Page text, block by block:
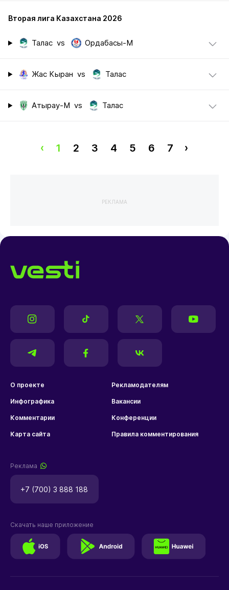
Вторая лига Казахстана 2026
Талас vs Ордабасы-М
Жас Кыран vs Талас
Атырау-М vs Талас
‹ 1 2 3 4 5 6 7 ›
РЕКЛАМА
О проекте Рекламодателям
Инфографика Вакансии
Комментарии Конференции
Карта сайта Правила комментирования
Реклама
+7 (700) 3 888 188
Скачать наше приложение